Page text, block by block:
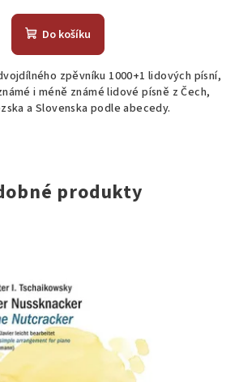
Do košíku
zpěvníku 1000+1 lidových písní,
i méně známé lidové písně z Čech,
a Slovenska podle abecedy.
produkty